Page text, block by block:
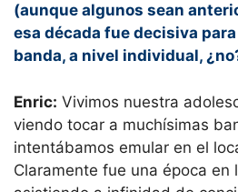
(aunque algunos sean
esa década fue decisiva
banda, a nivel individual,
Enric: Vivimos nuestra
viendo tocar a muchísimas
intentábamos emular en el
Claramente fue una época en